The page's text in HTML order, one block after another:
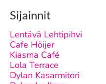
Sijainnit
Lentävä Lehtipihvi
Cafe Höijer
Kiasma Café
Lola Terrace
Dylan Kasarmitori